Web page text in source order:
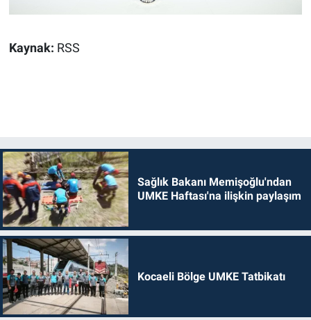
Kaynak: RSS
Sağlık Bakanı Memişoğlu'ndan
UMKE Haftası'na ilişkin paylaşım
Kocaeli Bölge UMKE Tatbikatı